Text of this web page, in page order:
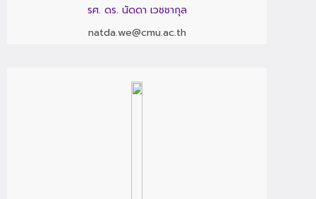
รศ. ดร. นัดดา เวชชากุล
natda.we@cmu.ac.th